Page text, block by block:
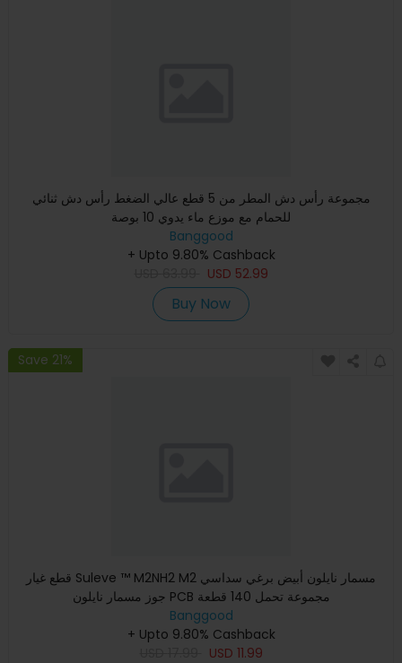
مجموعة رأس دش المطر من 5 قطع عالي الضغط رأس دش ثنائي
للحمام مع موزع ماء يدوي 10 بوصة
Banggood
+ Upto 9.80% Cashback
USD 52.99
Buy Now
Save 21%
قطع غيار Suleve ™ M2NH2 M2 مسمار نايلون أبيض برغي سداسي
جوز مسمار نايلون PCB مجموعة تحمل 140 قطعة
Banggood
+ Upto 9.80% Cashback
USD 11.99